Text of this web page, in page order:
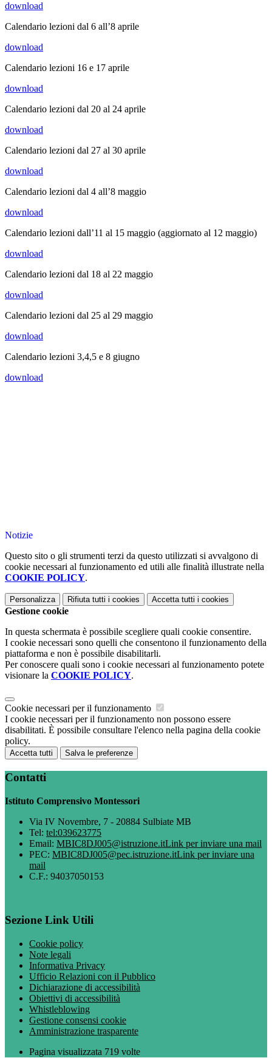
download
Calendario lezioni dal 6 all’8 aprile
download
Calendario lezioni 16 e 17 aprile
download
Calendario lezioni dal 20 al 24 aprile
download
Calendario lezioni dal 27 al 30 aprile
download
Calendario lezioni dal 4 all’8 maggio
download
Calendario lezioni dall’11 al 15 maggio (aggiornato al 12 maggio)
download
Calendario lezioni dal 18 al 22 maggio
download
Calendario lezioni dal 25 al 29 maggio
download
Calendario lezioni 3,4,5 e 8 giugno
download
Notizie
Questo sito o gli strumenti terzi da questo utilizzati si avvalgono di
cookie necessari al funzionamento ed utili alle finalità illustrate nella
COOKIE POLICY.
Personalizza Rifiuta tutti i cookies Accetta tutti i cookies
Gestione cookie
In questa schermata è possibile scegliere quali cookie consentire.
I cookie necessari sono quelli che consentono il funzionamento della
piattaforma e non è possibile disabilitarli.
Per conoscere quali sono i cookie necessari al funzionamento potete
visionare la COOKIE POLICY.
Cookie necessari per il funzionamento
I cookie necessari per il funzionamento non possono essere
disabilitati. È possibile consultare l'elenco nella pagina della cookie
policy.
Accetta tutti Salva le preferenze
Contatti
Istituto Comprensivo Montessori
Via IV Novembre, 7 - 20884 Sulbiate MB
Tel: tel:039623775
Email: MBIC8DJ005@istruzione.itLink per inviare una mail
PEC: MBIC8DJ005@pec.istruzione.itLink per inviare una
mail
C.F.: 94037050153
Sezione Link Utili
Cookie policy
Note legali
Informativa Privacy
Ufficio Relazioni con il Pubblico
Dichiarazione di accessibilità
Obiettivi di accessibilità
Whistleblowing
Gestione consensi cookie
Amministrazione trasparente
Pagina visualizzata 719 volte